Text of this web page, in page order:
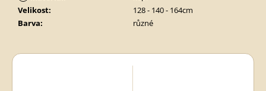
Velikost:
128 - 140 - 164cm
Barva: různé